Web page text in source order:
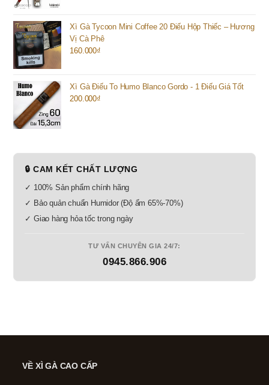
Xì Gà Tycoon Mini Coffee 20 Điếu Hộp Thiếc – Hương
Vị Cà Phê
160.000₫
Xì Gà Điếu To Humo Blanco Gordo - 1 Điếu Giá Tốt
200.000₫
🔒 CAM KẾT CHẤT LƯỢNG
✓ 100% Sản phẩm chính hãng
✓ Bảo quản chuẩn Humidor (Độ ẩm 65%-70%)
✓ Giao hàng hỏa tốc trong ngày
TƯ VẤN CHUYÊN GIA 24/7:
0945.866.906
VỀ XÌ GÀ CAO CẤP